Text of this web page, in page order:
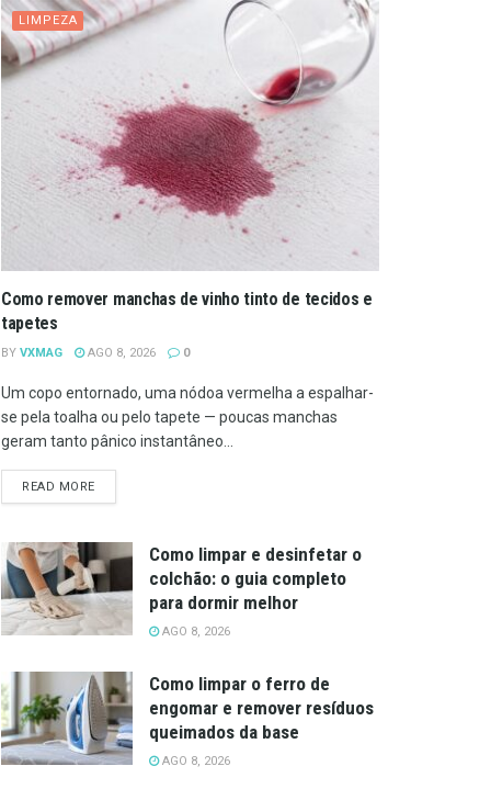
LIMPEZA
Como remover manchas de vinho tinto de tecidos e
tapetes
BY VXMAG AGO 8, 2026 0
Um copo entornado, uma nódoa vermelha a espalhar-
se pela toalha ou pelo tapete — poucas manchas
geram tanto pânico instantâneo...
READ MOREDETAILS
Como limpar e desinfetar o
colchão: o guia completo
para dormir melhor
AGO 8, 2026
Como limpar o ferro de
engomar e remover resíduos
queimados da base
AGO 8, 2026